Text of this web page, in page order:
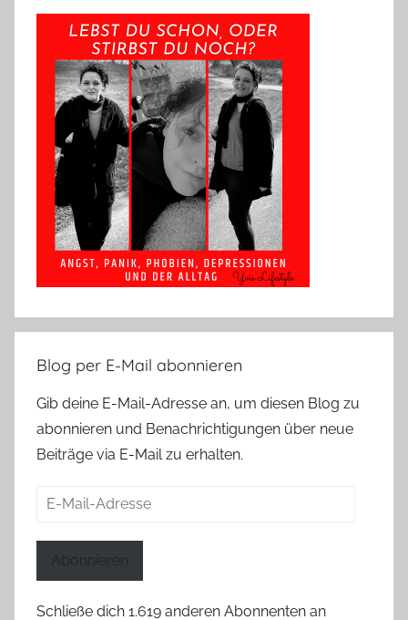
Blog per E-Mail abonnieren
Gib deine E-Mail-Adresse an, um diesen Blog zu
abonnieren und Benachrichtigungen über neue
Beiträge via E-Mail zu erhalten.
E-
Abonnieren
Schließe dich 1.619 anderen Abonnenten an